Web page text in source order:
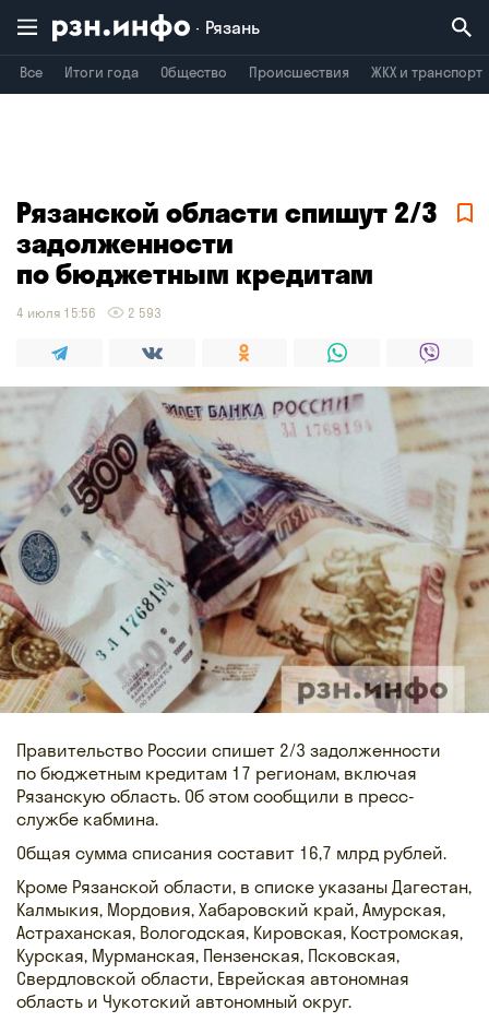
Рязань
Все Итоги года Общество Происшествия ЖКХ и транспорт
Воронеж Брянск
Рязанской области спишут 2/3
задолженности
по бюджетным кредитам
4 июля 15:56 2 593
Правительство России спишет 2/3 задолженности
по бюджетным кредитам 17 регионам, включая
Рязанскую область. Об этом сообщили в пресс-
службе кабмина.
Общая сумма списания составит 16,7 млрд рублей.
Кроме Рязанской области, в списке указаны Дагестан,
Калмыкия, Мордовия, Хабаровский край, Амурская,
Астраханская, Вологодская, Кировская, Костромская,
Курская, Мурманская, Пензенская, Псковская,
Свердловской области, Еврейская автономная
область и Чукотский автономный округ.